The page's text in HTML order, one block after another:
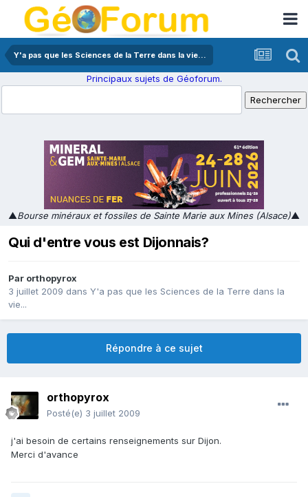
Y'a pas que les Sciences de la Terre dans la vie...
Principaux sujets de Géoforum.
▲Bourse minéraux et fossiles de Sainte Marie aux Mines (Alsace)▲
Qui d'entre vous est Dijonnais?
Par orthopyrox
3 juillet 2009 dans Y'a pas que les Sciences de la Terre dans la
vie...
Répondre à ce sujet
orthopyrox
Posté(e) 3 juillet 2009
j'ai besoin de certains renseignements sur Dijon.
Merci d'avance